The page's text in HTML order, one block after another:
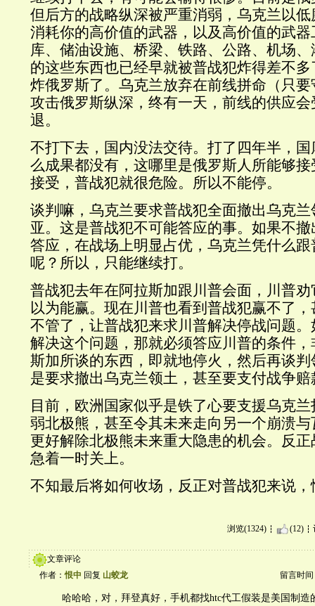
但后方的战略纵深被严重消弱，乌克兰以
消耗你的高价值的武器，以及高价值的武
库、储油设施、桥梁、铁路、公路、机场
的这些东西也已经早就被普战犯炸得差不
炸俄罗斯了。乌克兰放弃在前线拼命（只
攻击俄罗斯纵深，终有一天，前线的供应
退。
不打下去，国内没法交待。打了四年半，
么成果都没有，这哪里是俄罗斯人所能够
接受，普战犯就很危险。所以不能停。
谈判嘛，乌克兰要求普战犯全面撤出乌克
亚。这是普战犯不可能答应的事。如果不
答应，在战场上明显占优，乌克兰凭什么
呢？所以，只能继续打。
普战犯去年在阿拉斯加跟川普会面，川普
以为能赢。现在川普也看到普战犯赢不了
不管了，让普战犯来求川普解决停战问题
解决这个问题，那就必须答应川普的条件
斯加所谈的东西，即就地停火，然后再谈
是要求撤出乌克兰领土，甚至要支付战争赔
目前，欧洲国家似乎是铁了心要支援乌克
弱北极熊，甚至令其未来走向另一个崩溃
更好解除北极熊未来重大隐患的机会。反
急着一时关上。
不知最后将如何收场，反正对普战犯来说
浏览(1324) (12)
文章评论
作者：恨中 回复 山蛟龙 留言时间
哈哈哈，对，拜登真好，手机都找htc代工假装是美国制造